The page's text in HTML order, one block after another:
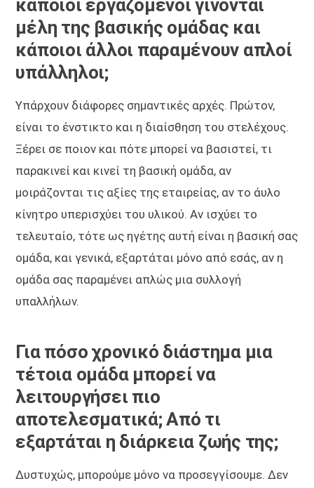
κάποιοι εργαζόμενοι γίνονται
μέλη της βασικής ομάδας και
κάποιοι άλλοι παραμένουν απλοί
υπάλληλοι;
Υπάρχουν διάφορες σημαντικές αρχές. Πρώτον,
είναι το ένστικτο και η διαίσθηση του στελέχους.
Ξέρει σε ποιον και πότε μπορεί να βασιστεί, τι
παρακινεί και κινεί τη βασική ομάδα, αν
μοιράζονται τις αξίες της εταιρείας, αν το άυλο
κίνητρο υπερισχύει του υλικού. Αν ισχύει το
τελευταίο, τότε ως ηγέτης αυτή είναι η βασική σας
ομάδα, και γενικά, εξαρτάται μόνο από εσάς, αν η
ομάδα σας παραμένει απλώς μια συλλογή
υπαλλήλων.
Για πόσο χρονικό διάστημα μια
τέτοια ομάδα μπορεί να
λειτουργήσει πιο
αποτελεσματικά; Από τι
εξαρτάται η διάρκεια ζωής της;
Δυστυχώς, μπορούμε μόνο να προσεγγίσουμε. Δεν